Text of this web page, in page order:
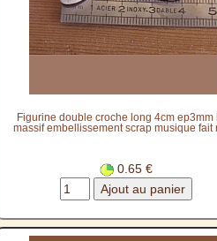
Figurine double croche long 4cm ep3mm
massif embellissement scrap musique fait
0.65 €